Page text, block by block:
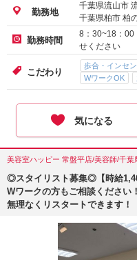
勤務地
千葉県流山市
千葉県柏市 柏
勤務時間
8：30~18：00
せください
こだわり
歩合・インセ
WワークOK
気になる
美容室ハッピー 常盤平店/美容師/千葉
◎スタイリスト募集◎【時給
Wワークの方もご相談ください
無理なくリスタートできます！